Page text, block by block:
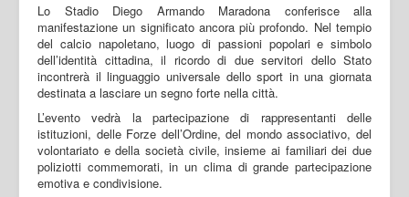
Lo Stadio Diego Armando Maradona conferisce alla
manifestazione un significato ancora più profondo. Nel tempio
del calcio napoletano, luogo di passioni popolari e simbolo
dell’identità cittadina, il ricordo di due servitori dello Stato
incontrerà il linguaggio universale dello sport in una giornata
destinata a lasciare un segno forte nella città.
L’evento vedrà la partecipazione di rappresentanti delle
istituzioni, delle Forze dell’Ordine, del mondo associativo, del
volontariato e della società civile, insieme ai familiari dei due
poliziotti commemorati, in un clima di grande partecipazione
emotiva e condivisione.